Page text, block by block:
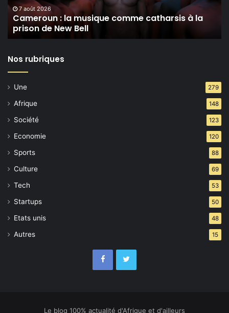
prison
de
New
Bell
7 août 2026
Cameroun : la musique comme catharsis à la
prison de New Bell
Nos rubriques
Une 279
Afrique 148
Société 123
Economie 120
Sports 88
Culture 69
Tech 53
Startups 50
Etats unis 48
Autres 15
Le blog 100% actualité d'Afrique et d'ailleurs